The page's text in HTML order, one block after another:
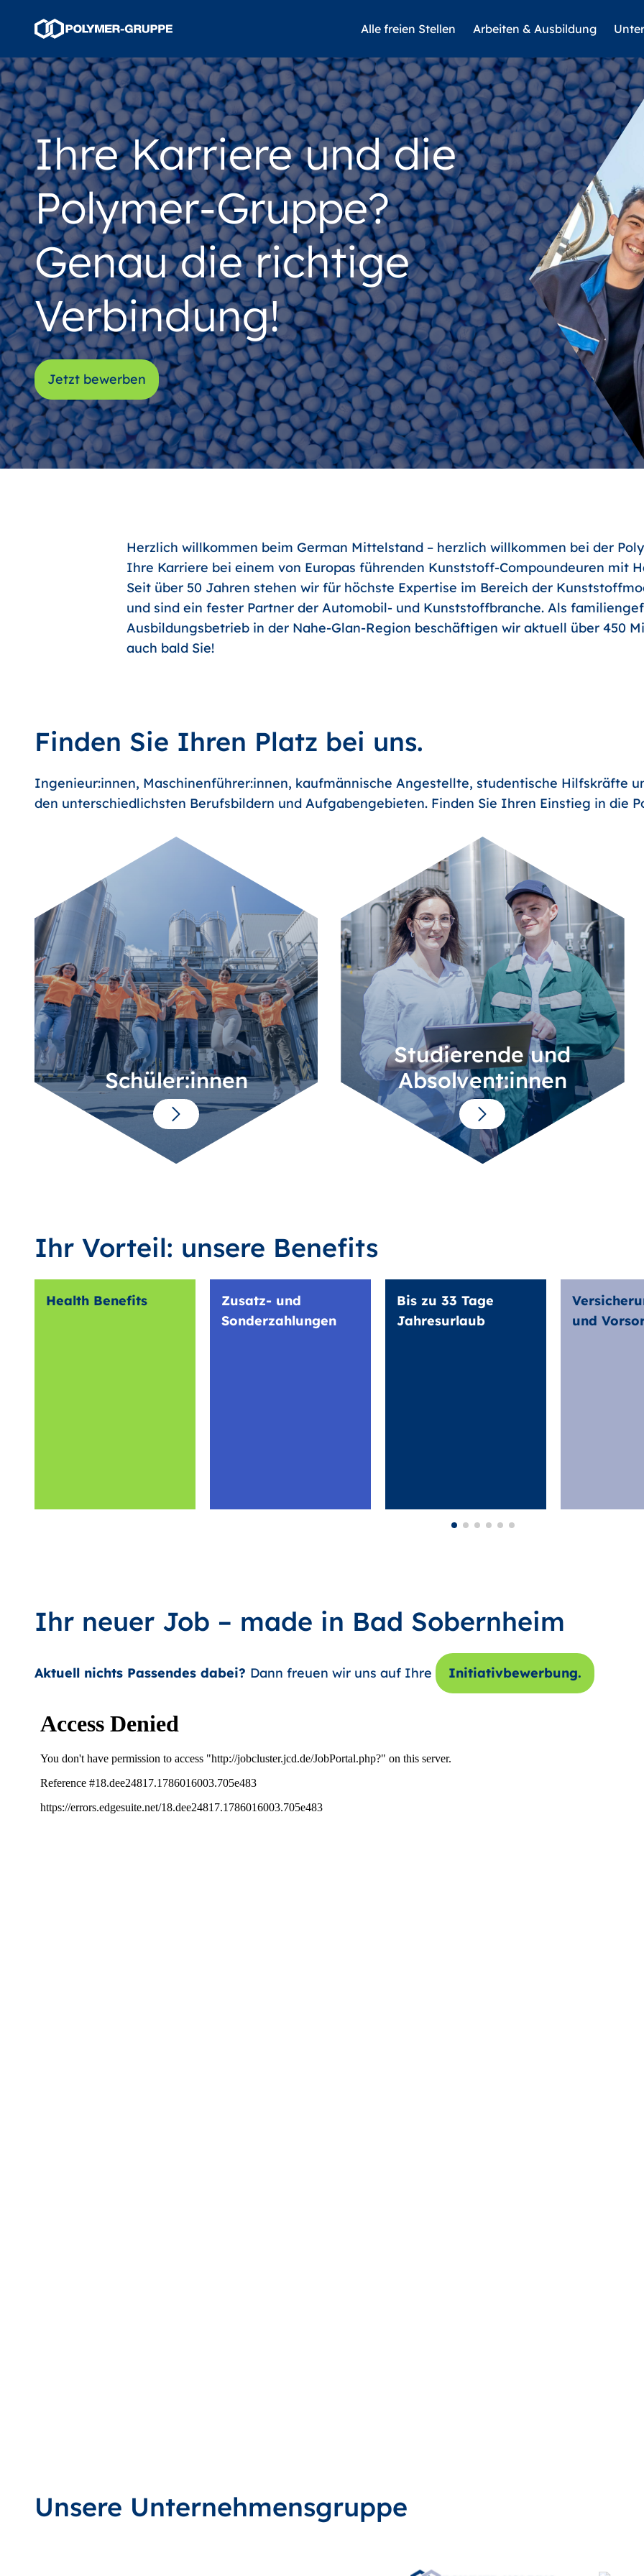
Alle freien Stellen Arbeiten & Ausbildung
Ihre Karriere und die
Polymer-Gruppe?
Genau die richtige
Verbindung!
Jetzt bewerben
Herzlich willkommen beim German Mittelstand – herzlich willkommen bei der
Ihre Karriere bei einem von Europas führenden Kunststoff-Compoundeuren mit
Seit über 50 Jahren stehen wir für höchste Expertise im Bereich der
und sind ein fester Partner der Automobil- und Kunststoffbranche. Als
Ausbildungsbetrieb in der Nahe-Glan-Region beschäftigen wir aktuell über 450
auch bald Sie!
Finden Sie Ihren Platz bei uns.
Ingenieur:innen, Maschinenführer:innen, kaufmännische Angestellte, studentische Hilfskräfte
den unterschiedlichsten Berufsbildern und Aufgabengebieten. Finden Sie Ihren Einstieg in die
Schüler:innen
Studierende und
Absolvent:innen
Ihr Vorteil: unsere Benefits
Health Benefits
Zusatz- und
Sonderzahlungen
Bis zu 33 Tage
Jahresurlaub
und
Ihr neuer Job – made in Bad Sobernheim
Aktuell nichts Passendes dabei? Dann freuen wir uns auf Ihre Initiativbewerbung.
Unsere Unternehmensgruppe